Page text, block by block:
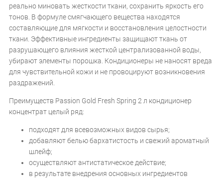
реально миновать жесткости ткани, сохранить яркость его
тонов. В формуле смягчающего вещества находятся
составляющие для мягкости и восстановления целостности
ткани. Эффективные ингредиенты защищают ткань от
разрушающего влияния жесткой централизованной воды,
убирают элементы порошка. Кондиционеры не наносят вреда
для чувствительной кожи и не провоцируют возникновения
раздражений.
Преимуществ Passion Gold Fresh Spring 2 л кондиционер
концентрат целый ряд:
подходят для всевозможных видов сырья;
добавляют белью бархатистость и свежий ароматный
шлейф;
осуществляют антистатическое действие;
в результате внедрения основных ингредиентов